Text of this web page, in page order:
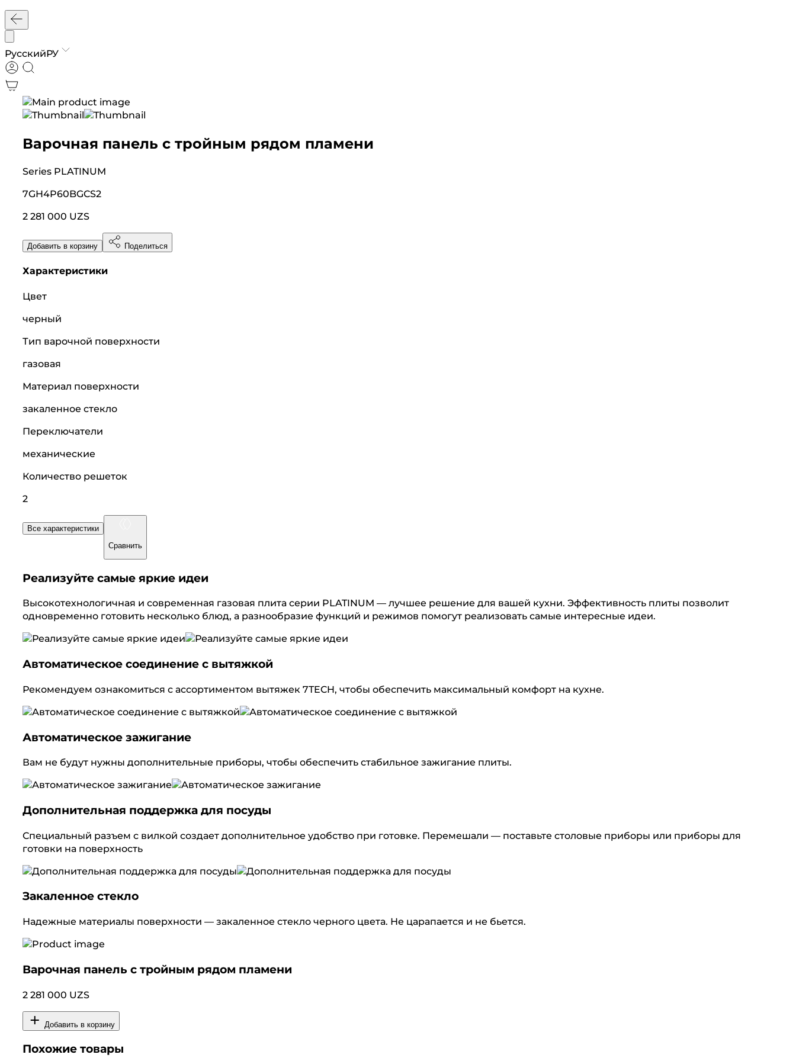
РусскийРУ
Варочная панель с тройным рядом пламени
Series PLATINUM
7GH4P60BGCS2
2 281 000 UZS
Добавить в корзину Поделиться
Характеристики
Цвет
черный
Тип варочной поверхности
газовая
Материал поверхности
закаленное стекло
Переключатели
механические
Количество решеток
2
Все характеристики
Сравнить
Реализуйте самые яркие идеи
Высокотехнологичная и современная газовая плита серии PLATINUM — лучшее решение для вашей кухни. Эффективность плиты позволит
одновременно готовить несколько блюд, а разнообразие функций и режимов помогут реализовать самые интересные идеи.
Автоматическое соединение с вытяжкой
Рекомендуем ознакомиться с ассортиментом вытяжек 7TECH, чтобы обеспечить максимальный комфорт на кухне.
Автоматическое зажигание
Вам не будут нужны дополнительные приборы, чтобы обеспечить стабильное зажигание плиты.
Дополнительная поддержка для посуды
Специальный разъем с вилкой создает дополнительное удобство при готовке. Перемешали — поставьте столовые приборы или приборы для
готовки на поверхность
Закаленное стекло
Надежные материалы поверхности — закаленное стекло черного цвета. Не царапается и не бьется.
Варочная панель с тройным рядом пламени
2 281 000 UZS
Добавить в корзину
Похожие товары